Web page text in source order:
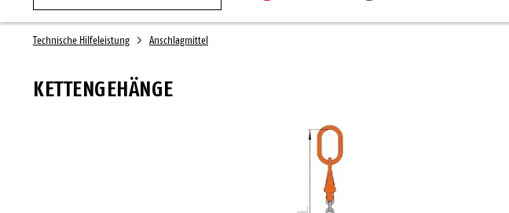
Technische Hilfeleistung Anschlagmittel
KETTENGEHÄNGE